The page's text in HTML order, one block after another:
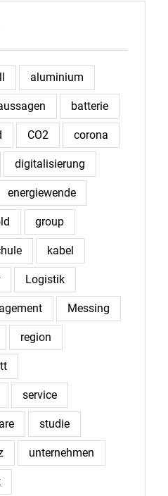
aluminium
batterie
CO2 corona
digitalisierung
energiewende
group
kabel
Logistik
Messing
region
service
studie
unternehmen